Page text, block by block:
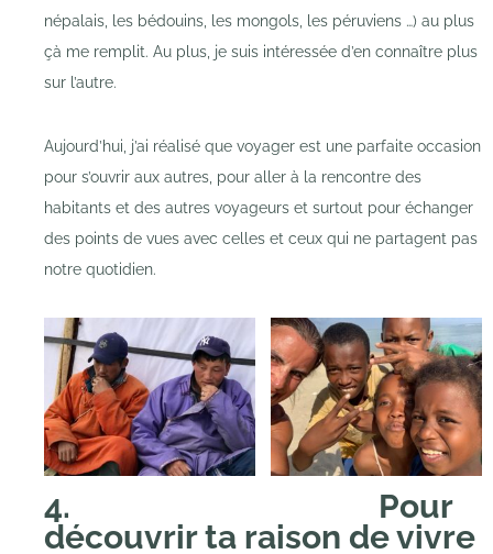
népalais, les bédouins, les mongols, les péruviens …) au plus
çà me remplit. Au plus, je suis intéressée d’en connaître plus
sur l’autre.
Aujourd’hui, j’ai réalisé que voyager est une parfaite occasion
pour s’ouvrir aux autres, pour aller à la rencontre des
habitants et des autres voyageurs et surtout pour échanger
des points de vues avec celles et ceux qui ne partagent pas
notre quotidien.
4. Pour
découvrir ta raison de vivre